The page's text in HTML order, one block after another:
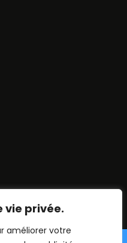
vie privée.
améliorer votre